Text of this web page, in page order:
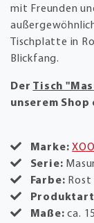
mit Freunden
Tischplatte in
Blickfang.
Der Tisch
unserem
Marke:
Serie:
Farbe: Rost
Maße:ca.